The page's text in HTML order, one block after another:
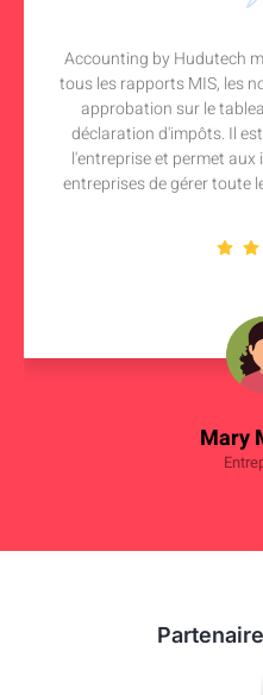
Mary
Accounting by Hudutech
tous les rapports MIS, les
approbation sur le
déclaration d'impôts. Il
l'entreprise et permet
entreprises de gérer toute